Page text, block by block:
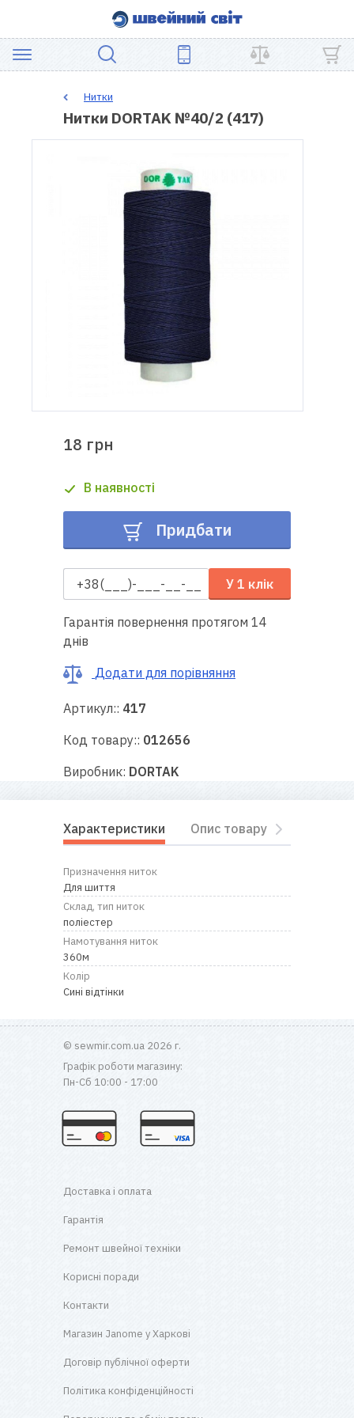
ШВЕЙНЕ
Ремонт
швейної
Корисні
поради
Контакти
Про
Нитки
Нитки DORTAK №40/2 (417)
18 грн
В наявності
Придбати
У 1 клік
Гарантія повернення протягом 14
днів
Додати для порівняння
Артикул:: 417
Код товару:: 012656
Виробник: DORTAK
Характеристики Опис товару
Призначення ниток
Для шиття
Склад, тип ниток
поліестер
Намотування ниток
360м
Колір
Сині відтінки
© sewmir.com.ua 2026 г.
Графік роботи магазину:
Пн-Сб 10:00 - 17:00
Доставка і оплата
Гарантія
Ремонт швейної техніки
Корисні поради
Контакти
Магазин Janome у Харкові
Договір публічної оферти
Політика конфіденційності